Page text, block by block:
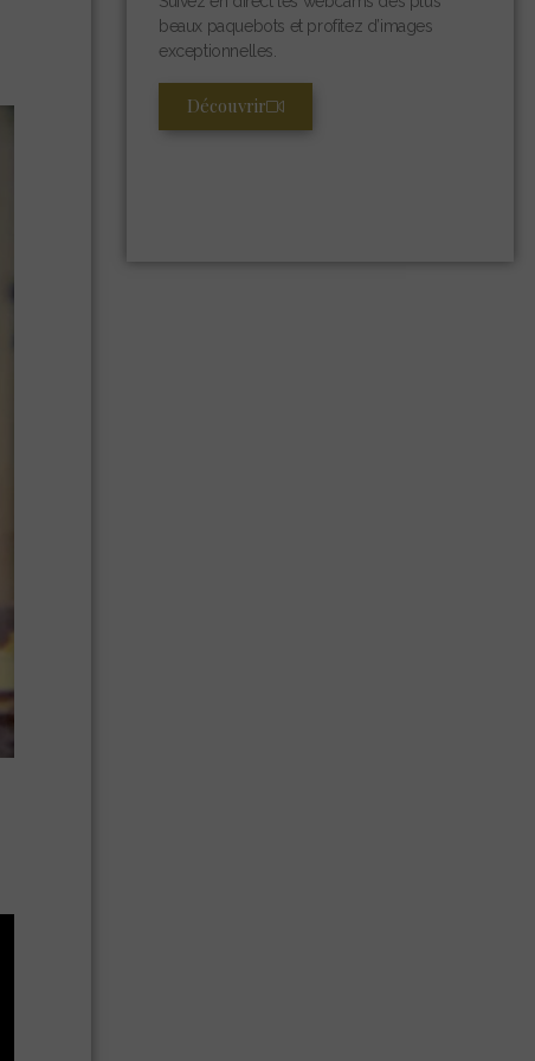
beaux paquebots et profitez d’images
exceptionnelles.
Découvrir